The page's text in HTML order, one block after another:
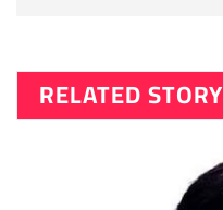
RELATED STORY